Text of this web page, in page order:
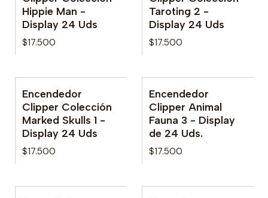
Hippie Man -
Display 24 Uds
$17.500
Taroting 2 -
Display 24 Uds
$17.500
Encendedor
Clipper Colección
Marked Skulls 1 -
Display 24 Uds
$17.500
No disponible
Encendedor
Clipper Animal
Fauna 3 - Display
de 24 Uds.
$17.500